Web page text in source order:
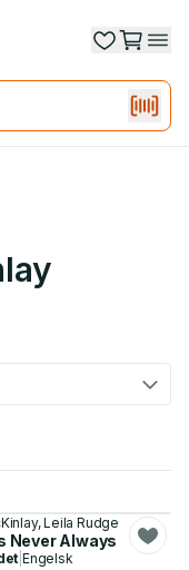
Leila Rudge
Never Always
|Engelsk